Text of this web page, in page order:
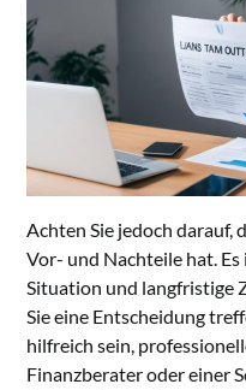
Achten Sie jedoch darauf,
Vor- und Nachteile hat.
Situation und langfristige
Sie eine Entscheidung
hilfreich sein,
Finanzberater oder einer